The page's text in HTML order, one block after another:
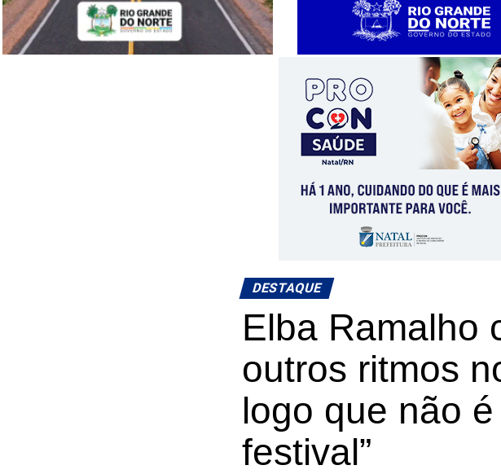
DESTAQUE
Elba Ramalho
outros ritmos
logo que não
festival”